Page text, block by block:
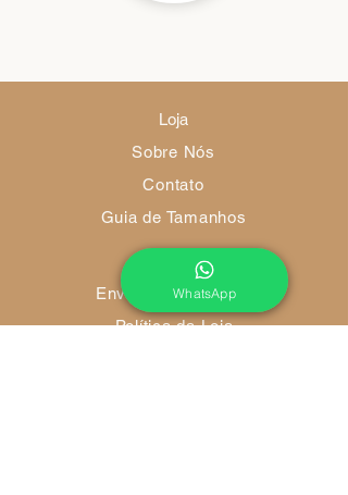
Loja
Sobre Nós
Contato
Guia de Tamanhos
Envio e Devoluções
Política da Loja
WhatsApp